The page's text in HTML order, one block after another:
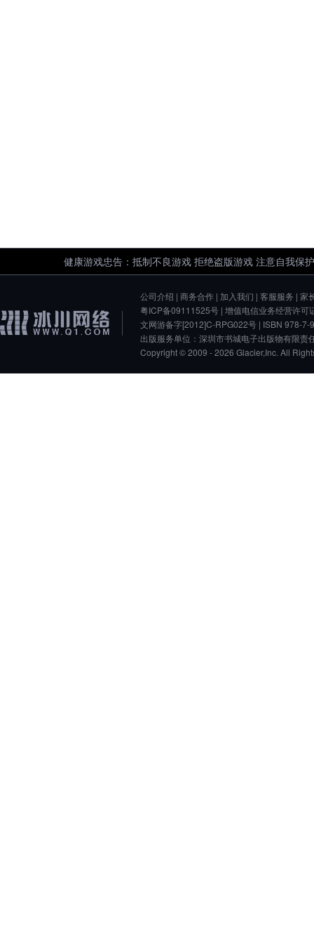
健康游戏忠告：抵制不良游戏 拒绝盗版游戏 注意自我保
公司介绍 | 商务合作 | 加入我们 | 客服服务 | 家
粤ICP备09111525号 | 增值电信业务经营许可
文网游备字[2012]C-RPG022号 | ISBN 978-
出版服务单位：深圳市书城电子出版物有限
Copyright © 2009 - 2026 Glacier,Inc. All